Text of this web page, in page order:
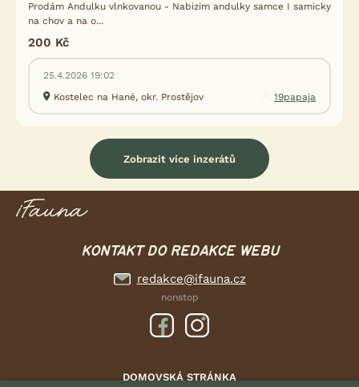
Prodám Andulku vlnkovanou - Nabizim andulky samce I samicky
na chov a na o...
200 Kč
25.4.2026 19:02
Kostelec na Hané, okr. Prostějov
19papaja
Zobrazit více inzerátů
KONTAKT DO REDAKCE WEBU
redakce@ifauna.cz
nonstop
DOMOVSKÁ STRÁNKA